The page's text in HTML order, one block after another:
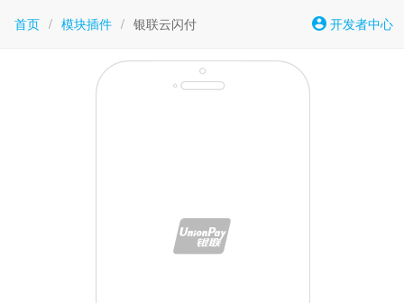
首页 / 模块插件 / 银联云闪付 开发者中心